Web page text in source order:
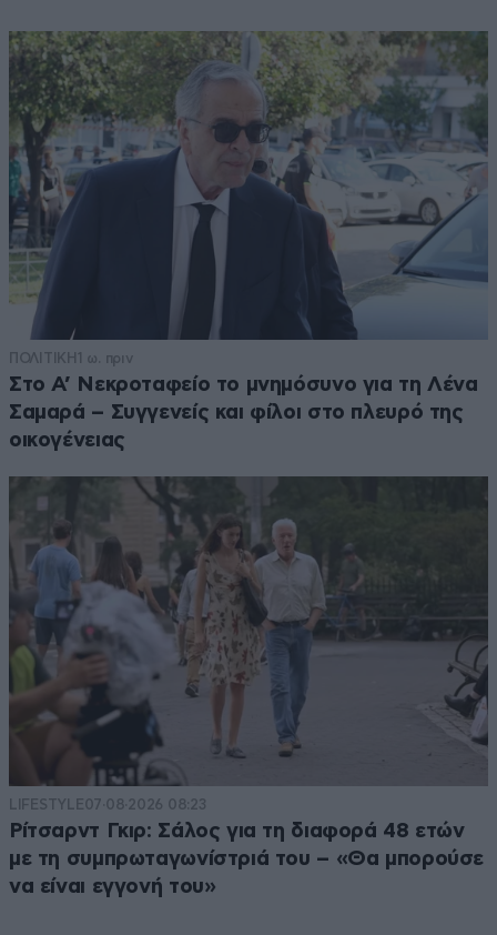
ΠΟΛΙΤΙΚΗ 1 ω. πριν
Στο Α’ Νεκροταφείο το μνημόσυνο για τη Λένα
Σαμαρά – Συγγενείς και φίλοι στο πλευρό της
οικογένειας
LIFESTYLE07·08·2026 08:23
Ρίτσαρντ Γκιρ: Σάλος για τη διαφορά 48 ετών
με τη συμπρωταγωνίστριά του – «Θα μπορούσε
να είναι εγγονή του»